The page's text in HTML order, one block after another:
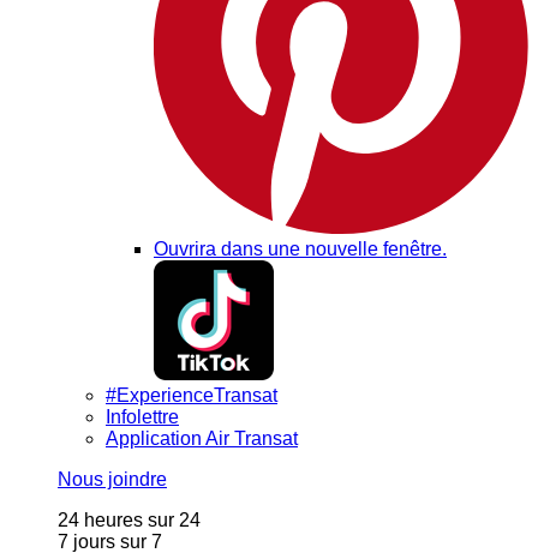
Ouvrira dans une nouvelle fenêtre.
#ExperienceTransat
Infolettre
Application Air Transat
Nous joindre
24 heures sur 24
7 jours sur 7